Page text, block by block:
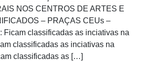
NOS CENTROS DE ARTES E
– PRAÇAS CEUs –
Ficam classificadas as inciativas na
classificadas as inciativas na
classificadas as […]